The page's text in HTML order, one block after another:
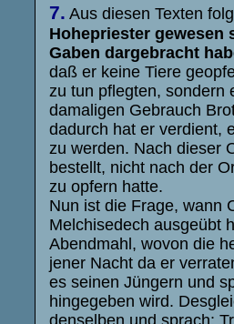
7. Aus diesen Texten
Hohepriester gewesen
Gaben dargebracht
daß er keine Tiere
zu tun pflegten, sondern
damaligen Gebrauch
dadurch hat er verdient,
zu werden. Nach dieser
bestellt, nicht nach der
zu opfern hatte.
Nun ist die Frage, wann
Melchisedech ausgeübt
Abendmahl, wovon die
jener Nacht da er
es seinen Jüngern und
hingegeben wird.
denselben und sprach: